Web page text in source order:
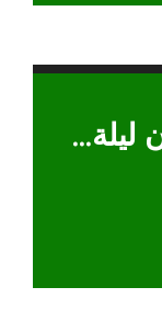
ليلة النصف من شعبان ليلة المغفرة